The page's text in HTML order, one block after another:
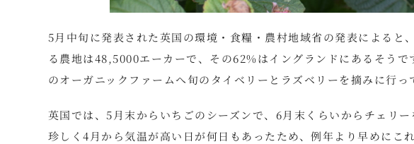
5月中旬に発表された英国の環境・食糧・農村地域省の発表によると
る農地は48,5000エーカーで、その62%はイングランドにあるそう
のオーガニックファームへ旬のタイベリーとラズベリーを摘みに行っ
英国では、5月末からいちごのシーズンで、6月末くらいからチェリ
珍しく4月から気温が高い日が何日もあったため、例年より早めにこ